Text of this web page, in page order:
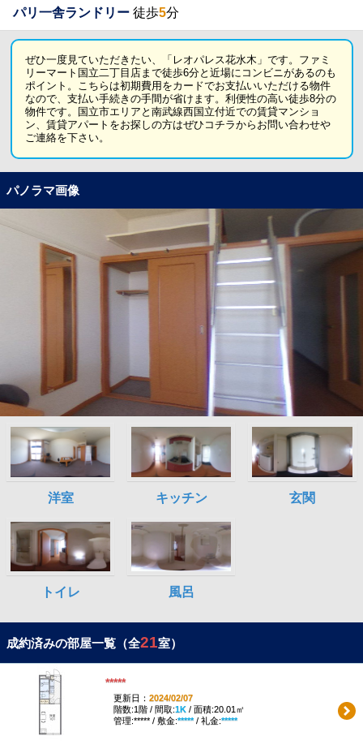
パリ一舎ランドリー 徒歩5分
ぜひ一度見ていただきたい、「レオパレス花水木」です。ファミ
リーマート国立二丁目店まで徒歩6分と近場にコンビニがあるのも
ポイント。こちらは初期費用をカードでお支払いいただける物件
なので、支払い手続きの手間が省けます。利便性の高い徒歩8分の
物件です。国立市エリアと南武線西国立付近での賃貸マンショ
ン、賃貸アパートをお探しの方はぜひコチラからお問い合わせや
ご連絡を下さい。
パノラマ画像
成約済みの部屋一覧（全21室）
*****
更新日： 2024/02/07
階数:1階 / 間取:1K/ 面積:20.01㎡
管理:***** / 敷金:*****/ 礼金:*****